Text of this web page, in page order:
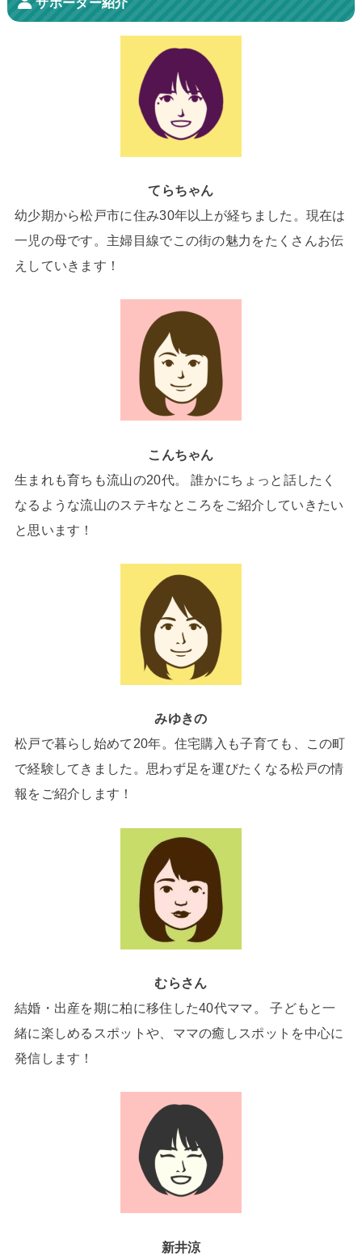
てらちゃん
幼少期から松戸市に住み30年以上が経ちました。現在は
一児の母です。主婦目線でこの街の魅力をたくさんお伝
えしていきます！
こんちゃん
生まれも育ちも流山の20代。 誰かにちょっと話したく
なるような流山のステキなところをご紹介していきたい
と思います！
みゆきの
松戸で暮らし始めて20年。住宅購入も子育ても、この町
で経験してきました。思わず足を運びたくなる松戸の情
報をご紹介します！
むらさん
結婚・出産を期に柏に移住した40代ママ。 子どもと一
緒に楽しめるスポットや、ママの癒しスポットを中心に
発信します！
新井涼